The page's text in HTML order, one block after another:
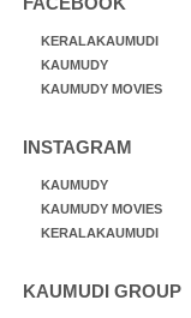
KERALAKAUMUDI
KAUMUDY
KAUMUDY MOVIES
INSTAGRAM
KAUMUDY
KAUMUDY MOVIES
KERALAKAUMUDI
KAUMUDI GROUP